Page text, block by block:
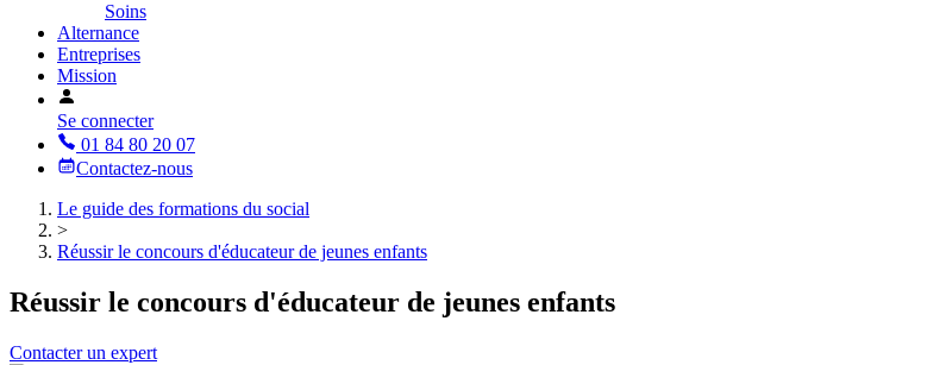
Soins
Alternance
Entreprises
Mission
Se connecter
01 84 80 20 07
Contactez-nous
Le guide des formations du social
>
Réussir le concours d'éducateur de jeunes enfants
Réussir le concours d'éducateur de jeunes enfants
Contacter un expert